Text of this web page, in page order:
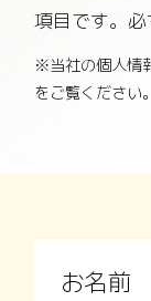
項目です。必
※当社の個人情
をご覧ください。
お名前